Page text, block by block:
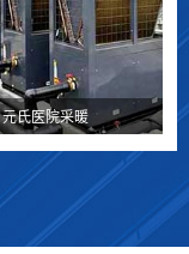
元氏医院采暖